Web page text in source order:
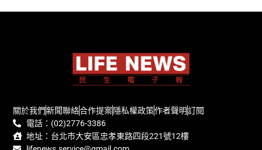
關於我們新聞聯絡合作提案隱私權政策作者聲明訂閱
電話：(02)2776-3386
地址：台北市大安區忠孝東路四段221號12樓